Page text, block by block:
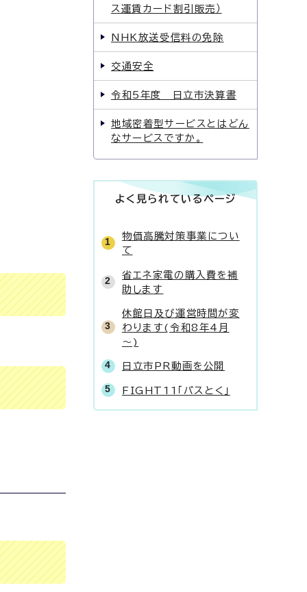
ス運賃カード割引販売）
NHK放送受信料の免除
交通安全
令和5年度 日立市決算書
地域密着型サービスとはどん
なサービスですか。
よく見られているページ
物価高騰対策事業につい
て
省エネ家電の購入費を補
助します
休館日及び運営時間が変
わります(令和8年4月
～)
日立市PR動画を公開
FIGHT11「パスとく」